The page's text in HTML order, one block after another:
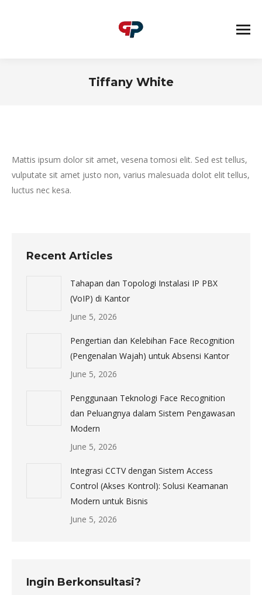
Tiffany White
Mattis ipsum dolor sit amet, vesena tomosi elit. Sed est tellus,
vulputate sit amet justo non, varius malesuada dolot elit tellus,
luctus nec kesa.
Recent Articles
Tahapan dan Topologi Instalasi IP PBX
(VoIP) di Kantor
June 5, 2026
Pengertian dan Kelebihan Face Recognition
(Pengenalan Wajah) untuk Absensi Kantor
June 5, 2026
Penggunaan Teknologi Face Recognition
dan Peluangnya dalam Sistem Pengawasan
Modern
June 5, 2026
Integrasi CCTV dengan Sistem Access
Control (Akses Kontrol): Solusi Keamanan
Modern untuk Bisnis
June 5, 2026
Ingin Berkonsultasi?